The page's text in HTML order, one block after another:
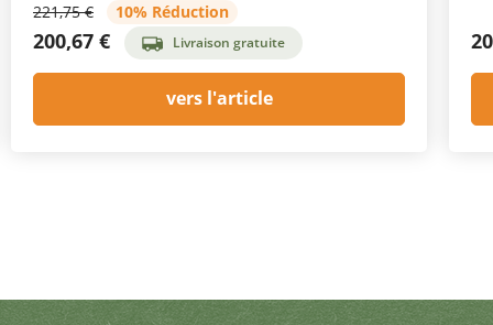
221,75 €
10% Réduction
200,67 € Livraison gratuite
vers l'article